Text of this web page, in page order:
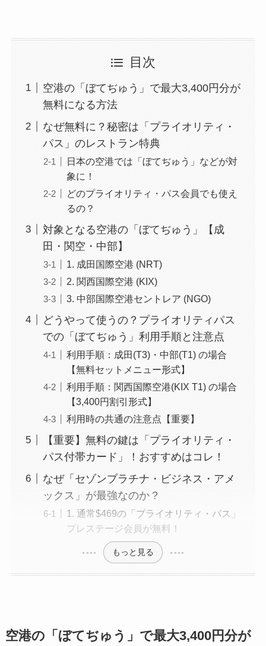
目次
空港の「ぼてぢゅう」で最大3,400円分が
無料になる方法
なぜ無料に？秘密は「プライオリティ・
パス」のレストラン特典
日本の空港では「ぼてぢゅう」などが対
象に！
どのプライオリティ・パス会員でも使え
るの？
対象となる空港の「ぼてぢゅう」【成
田・関空・中部】
1. 成田国際空港 (NRT)
2. 関西国際空港 (KIX)
3. 中部国際空港セントレア (NGO)
どうやって使うの？プライオリティパス
での「ぼてぢゅう」利用手順と注意点
利用手順：成田(T3)・中部(T1) の場合
【無料セットメニュー形式】
利用手順：関西国際空港(KIX T1) の場合
【3,400円割引形式】
利用時の共通の注意点【重要】
【重要】無料の鍵は「プライオリティ・
パス付帯カード」！おすすめはコレ！
なぜ「セゾンプラチナ・ビジネス・アメ
ックス」が最強なのか？
1. 通常$469の「プライオリティ・パス」
プレステージ会員が無料！
もっと見る
空港の「ぼてぢゅう」で最大3,400円分が